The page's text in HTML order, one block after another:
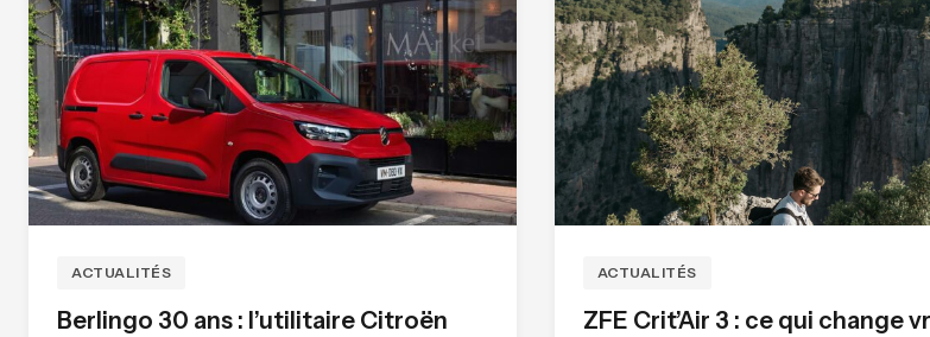
ACTUALITÉS
Berlingo 30 ans : l’utilitaire Citroën
ACTUALITÉS
ZFE Crit’Air 3 : ce qui change